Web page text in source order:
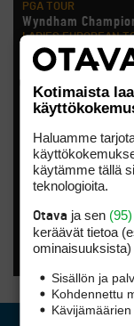
PGA TOUR
Wyndham
LADIES EUROPEAN
London
Noora Komulainen, Ursula
Scottish
Tapio Pulkkanen
CSK Steel
Anna Backman, Katri
EPSON TOUR
Smoky Mountain
AMATÖÖRIGOLF
Finnish
AMATÖÖRIGOLF
Finnish
ja U18/FJT/
KORN FERRY TOUR
Pinnacle Bank
LEGENDS TOUR
Kotimaista
Haluamme
käytämme tällä
teknologioita.
Otava ja sen
keräävät tietoa
Sisällön ja
Kohdennettu